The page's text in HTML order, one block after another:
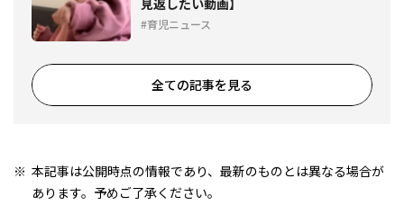
育児ニュース
全ての記事を見る
本記事は公開時点の情報であり、最新のものとは異なる場合が
あります。予めご了承ください。